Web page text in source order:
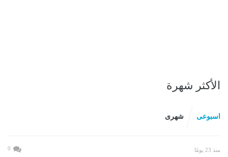
الأكثر شهرة
اسبوعى شهرى
منذ 23 يومًا 0